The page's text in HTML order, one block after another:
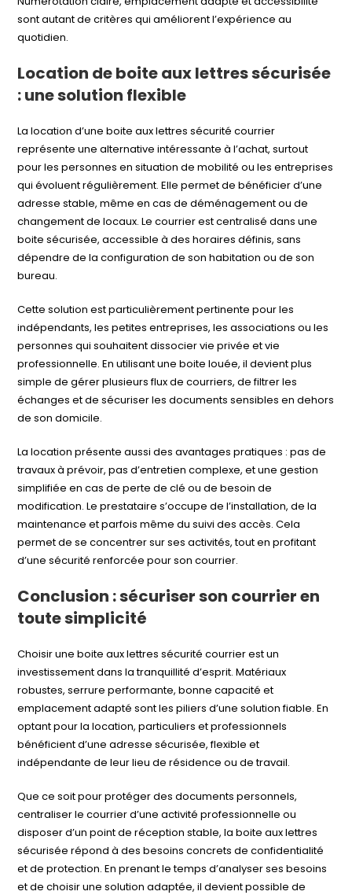
sont autant de critères qui améliorent l’expérience au
quotidien.
Location de boite aux lettres sécurisée
: une solution flexible
La location d’une boite aux lettres sécurité courrier
représente une alternative intéressante à l’achat, surtout
pour les personnes en situation de mobilité ou les entreprises
qui évoluent régulièrement. Elle permet de bénéficier d’une
adresse stable, même en cas de déménagement ou de
changement de locaux. Le courrier est centralisé dans une
boite sécurisée, accessible à des horaires définis, sans
dépendre de la configuration de son habitation ou de son
bureau.
Cette solution est particulièrement pertinente pour les
indépendants, les petites entreprises, les associations ou les
personnes qui souhaitent dissocier vie privée et vie
professionnelle. En utilisant une boite louée, il devient plus
simple de gérer plusieurs flux de courriers, de filtrer les
échanges et de sécuriser les documents sensibles en dehors
de son domicile.
La location présente aussi des avantages pratiques : pas de
travaux à prévoir, pas d’entretien complexe, et une gestion
simplifiée en cas de perte de clé ou de besoin de
modification. Le prestataire s’occupe de l’installation, de la
maintenance et parfois même du suivi des accès. Cela
permet de se concentrer sur ses activités, tout en profitant
d’une sécurité renforcée pour son courrier.
Conclusion : sécuriser son courrier en
toute simplicité
Choisir une boite aux lettres sécurité courrier est un
investissement dans la tranquillité d’esprit. Matériaux
robustes, serrure performante, bonne capacité et
emplacement adapté sont les piliers d’une solution fiable. En
optant pour la location, particuliers et professionnels
bénéficient d’une adresse sécurisée, flexible et
indépendante de leur lieu de résidence ou de travail.
Que ce soit pour protéger des documents personnels,
centraliser le courrier d’une activité professionnelle ou
disposer d’un point de réception stable, la boite aux lettres
sécurisée répond à des besoins concrets de confidentialité
et de protection. En prenant le temps d’analyser ses besoins
et de choisir une solution adaptée, il devient possible de